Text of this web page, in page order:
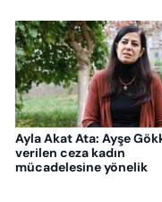
Ayla Akat Ata: Ayşe
verilen ceza kadın
mücadelesine yönelik